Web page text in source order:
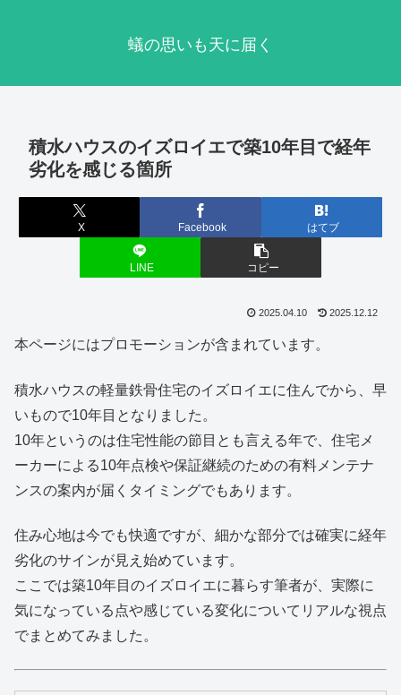
蟻の思いも天に届く
積水ハウスのイズロイエで築10年目で経年
劣化を感じる箇所
X Facebook はてブ
LINE コピー
2025.04.10 2025.12.12
本ページにはプロモーションが含まれています。
積水ハウスの軽量鉄骨住宅のイズロイエに住んでから、早
いもので10年目となりました。
10年というのは住宅性能の節目とも言える年で、住宅メ
ーカーによる10年点検や保証継続のための有料メンテナ
ンスの案内が届くタイミングでもあります。
住み心地は今でも快適ですが、細かな部分では確実に経年
劣化のサインが見え始めています。
ここでは築10年目のイズロイエに暮らす筆者が、実際に
気になっている点や感じている変化についてリアルな視点
でまとめてみました。